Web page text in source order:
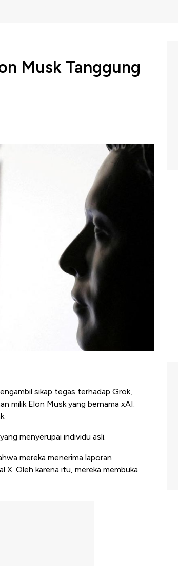
Musk Tanggung
sikap tegas terhadap Grok,
milik Elon Musk yang bernama xAI.
menyerupai individu asli.
mereka menerima laporan
X. Oleh karena itu, mereka membuka